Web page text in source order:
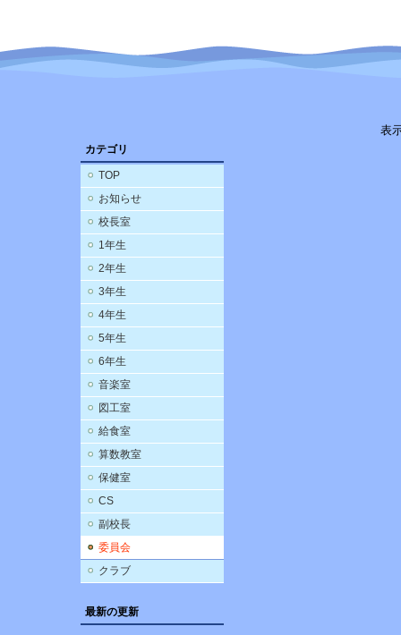
カテゴリ
TOP
お知らせ
校長室
1年生
2年生
3年生
4年生
5年生
6年生
音楽室
図工室
給食室
算数教室
保健室
CS
副校長
委員会
クラブ
最新の更新
表